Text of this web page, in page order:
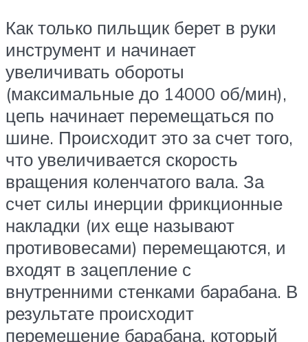
Как только пильщик берет в руки
инструмент и начинает
увеличивать обороты
(максимальные до 14000 об/мин),
цепь начинает перемещаться по
шине. Происходит это за счет того,
что увеличивается скорость
вращения коленчатого вала. За
счет силы инерции фрикционные
накладки (их еще называют
противовесами) перемещаются, и
входят в зацепление с
внутренними стенками барабана. В
результате происходит
перемещение барабана, который